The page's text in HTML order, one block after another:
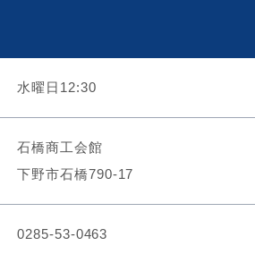
水曜日12:30
石橋商工会館
下野市石橋790-17
0285-53-0463